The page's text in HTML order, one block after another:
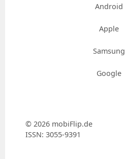
Android
Apple
Samsung
Google
© 2026 mobiFlip.de
ISSN: 3055-9391